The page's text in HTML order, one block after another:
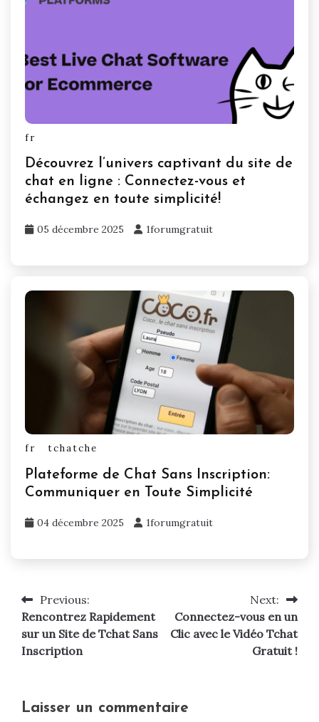
fr
Découvrez l’univers captivant du site de
chat en ligne : Connectez-vous et
échangez en toute simplicité!
05 décembre 2025 1forumgratuit
fr tchatche
Plateforme de Chat Sans Inscription:
Communiquer en Toute Simplicité
04 décembre 2025 1forumgratuit
Navigation
de
l’article
Previous:
Rencontrez Rapidement
sur un Site de Tchat Sans
Inscription
Next:
Connectez-vous en un
Clic avec le Vidéo Tchat
Gratuit !
Laisser un commentaire